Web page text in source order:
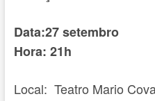
Data:27 setembro
Hora: 21h
Local: Teatro Mario